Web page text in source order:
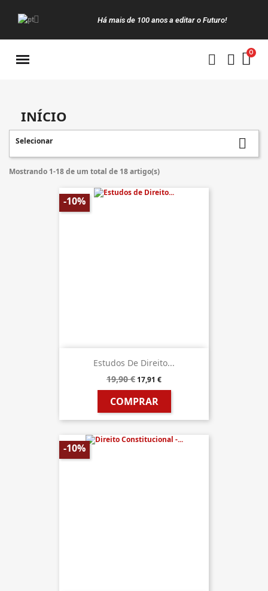
Há mais de 100 anos a editar o Futuro!
INÍCIO
Selecionar 
Mostrando 1-18 de um total de 18 artigo(s)
Estudos De Direito...
19,90 € 17,91 €
COMPRAR
-10%
-10%